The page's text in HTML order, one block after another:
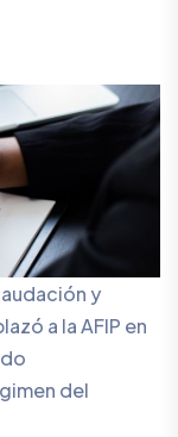
y
a la AFIP en
del